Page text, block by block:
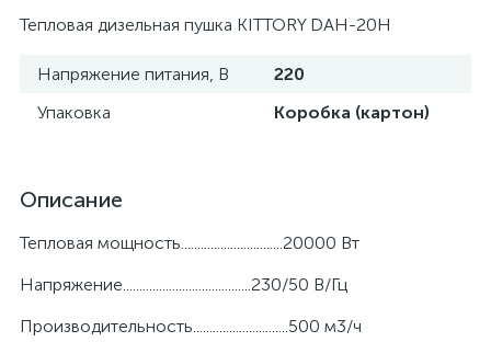
Тепловая дизельная пушка KITTORY DAH-20Н
Напряжение питания, В
220
Упаковка
Коробка (картон)
Описание
Тепловая мощность...............................20000 Вт
Напряжение.......................................230/50 В/Гц
Производительность.............................500 м3/ч